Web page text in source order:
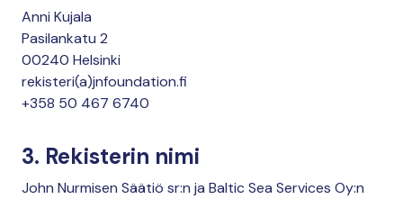
Anni Kujala
Pasilankatu 2
00240 Helsinki
rekisteri(a)jnfoundation.fi
+358 50 467 6740
3. Rekisterin nimi
John Nurmisen Säätiö sr:n ja Baltic Sea Services Oy:n